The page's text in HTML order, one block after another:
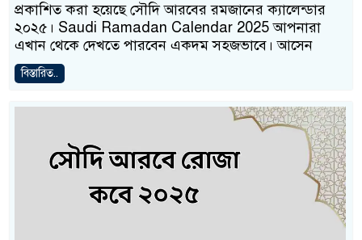
প্রকাশিত করা হয়েছে সৌদি আরবের রমজানের ক্যালেন্ডার
২০২৫। Saudi Ramadan Calendar 2025 আপনারা
এখান থেকে দেখতে পারবেন একদম সহজভাবে। আসেন
বিস্তারিত..